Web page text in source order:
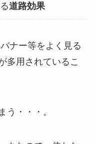
道路効果
ナー等をよく見る
多用されているこ
う・・・。